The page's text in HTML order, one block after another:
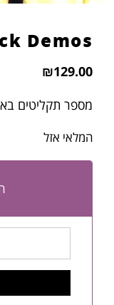
Demos
₪129.00
מספר תקליטים
המלאי אזל